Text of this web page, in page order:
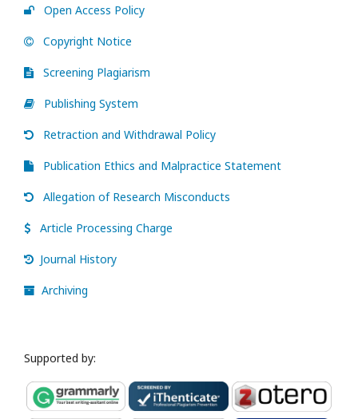
Open Access Policy
Copyright Notice
Screening Plagiarism
Publishing System
Retraction and Withdrawal Policy
Publication Ethics and Malpractice Statement
Allegation of Research Misconducts
Article Processing Charge
Journal History
Archiving
Supported by: